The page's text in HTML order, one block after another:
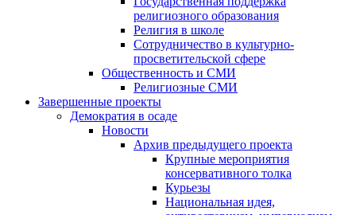
религиозного образования
Религия в школе
Сотрудничество в культурно-
просветительской сфере
Общественность и СМИ
Религиозные СМИ
Завершенные проекты
Демократия в осаде
Новости
Архив предыдущего проекта
Крупные мероприятия
консервативного толка
Курьезы
Национальная идея,